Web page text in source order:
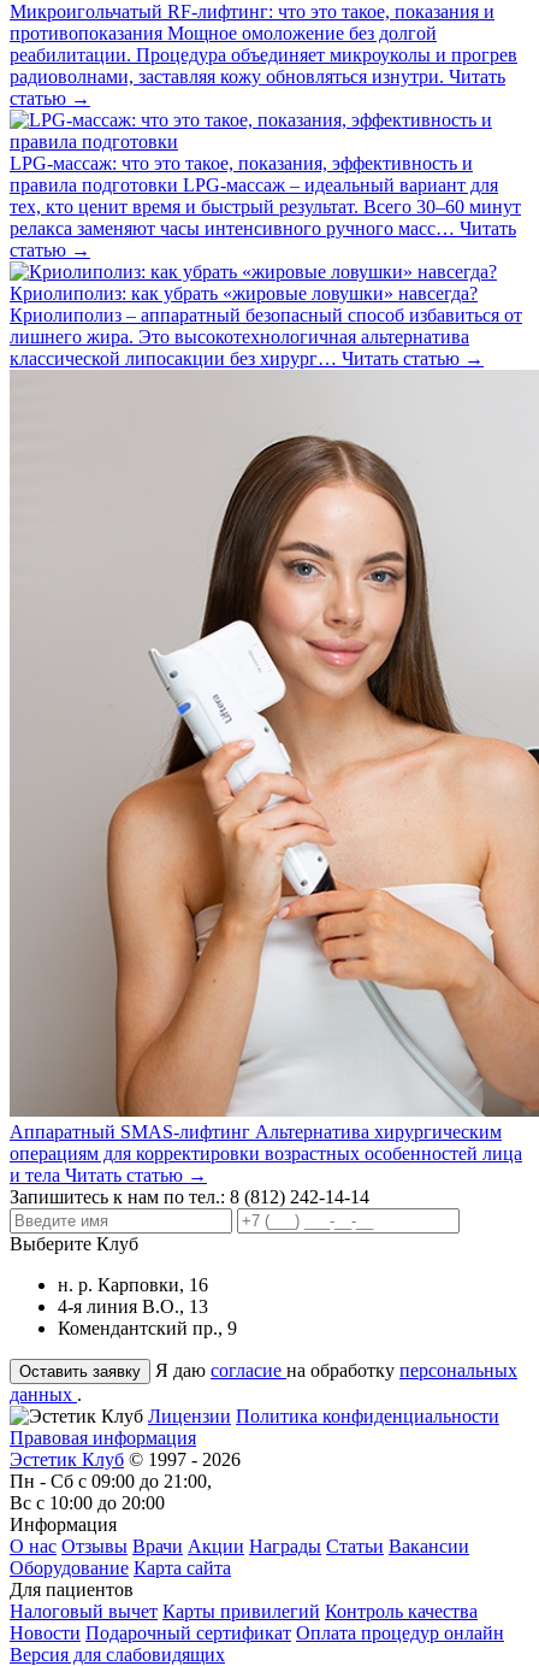
Микроигольчатый RF-лифтинг: что это такое, показания и
противопоказания Мощное омоложение без долгой
реабилитации. Процедура объединяет микроуколы и прогрев
радиоволнами, заставляя кожу обновляться изнутри. Читать
статью →
LPG-массаж: что это такое, показания, эффективность и
правила подготовки LPG-массаж – идеальный вариант для
тех, кто ценит время и быстрый результат. Всего 30–60 минут
релакса заменяют часы интенсивного ручного масс… Читать
статью →
Криолиполиз: как убрать «жировые ловушки» навсегда?
Криолиполиз – аппаратный безопасный способ избавиться от
лишнего жира. Это высокотехнологичная альтернатива
классической липосакции без хирург… Читать статью →
Аппаратный SMAS-лифтинг Альтернатива хирургическим
операциям для корректировки возрастных особенностей лица
и тела Читать статью →
Запишитесь к нам по тел.: 8 (812) 242-14-14
Выберите Клуб
н. р. Карповки, 16
4-я линия В.О., 13
Комендантский пр., 9
Я даю согласие на обработку персональных
данных .
Лицензии Политика конфиденциальности
Правовая информация
Эстетик Клуб © 1997 - 2026
Пн - Сб с 09:00 до 21:00,
Вс с 10:00 до 20:00
Информация
О нас Отзывы Врачи Акции Награды Статьи Вакансии
Оборудование Карта сайта
Для пациентов
Налоговый вычет Карты привилегий Контроль качества
Новости Подарочный сертификат Оплата процедур онлайн
Версия для слабовидящих